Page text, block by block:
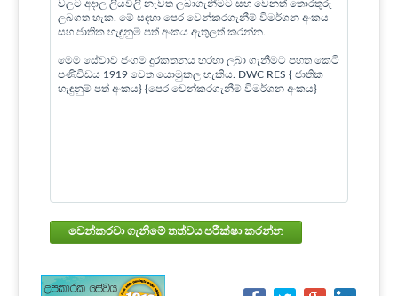
වලට අදාල ලියවිලි නැවත ලබාගැනීමට සහ වෙනත් තොරතුරු
ලබගත හැක. මේ සඳහා පෙර වෙන්කරගැනීම් විමර්ශන අංකය
සහ ජාතික හැඳුනුම් පත් අංකය ඇතුලත් කරන්න.
මෙම සේවාව ජංගම දුරකතනය හරහා ලබා ගැනීමට පහත කෙටි
පණිවිඩය 1919 වෙත යොමුකල හැකිය. DWC RES { ජාතික
හැඳුනුම් පත් අංකය} {පෙර වෙන්කරගැනීම් විමර්ශන අංකය}
වෙන්කරවා ගැනීමේ තත්වය පරීක්ෂා කරන්න